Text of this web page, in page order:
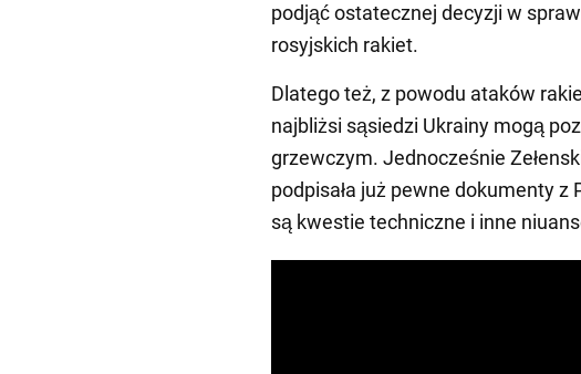
podjąć ostatecznej decyzji w
rosyjskich rakiet.
Dlatego też, z powodu ataków
najbliżsi sąsiedzi Ukrainy mogą
grzewczym. Jednocześnie
podpisała już pewne dokumenty z
są kwestie techniczne i inne